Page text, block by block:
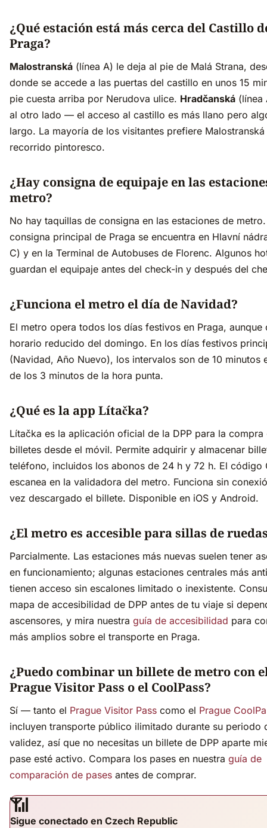
¿Qué estación está más cerca del Castillo
Praga?
Malostranská (línea A) le deja al pie de Malá Strana,
donde se accede a las puertas del castillo en unos 15
pie cuesta arriba por Nerudova ulice. Hradčanská (línea
al otro lado — el acceso al castillo es más llano pero
largo. La mayoría de los visitantes prefiere
recorrido pintoresco.
¿Hay consigna de equipaje en las
metro?
No hay taquillas de consigna en las estaciones de
consigna principal de Praga se encuentra en Hlavní
C) y en la Terminal de Autobuses de Florenc. Algunos
guardan el equipaje antes del check-in y después del
¿Funciona el metro el día de Navidad?
El metro opera todos los días festivos en Praga, aunque
horario reducido del domingo. En los días festivos
(Navidad, Año Nuevo), los intervalos son de 10 minutos
de los 3 minutos de la hora punta.
¿Qué es la app Lítačka?
Lítačka es la aplicación oficial de la DPP para la compra
billetes desde el móvil. Permite adquirir y almacenar
teléfono, incluidos los abonos de 24 h y 72 h. El código
escanea en la validadora del metro. Funciona sin
vez descargado el billete. Disponible en iOS y Android.
¿El metro es accesible para sillas de
Parcialmente. Las estaciones más nuevas suelen tener
en funcionamiento; algunas estaciones centrales más
tienen acceso sin escalones limitado o inexistente.
mapa de accesibilidad de DPP antes de tu viaje si
ascensores, y mira nuestra guía de accesibilidad para
más amplios sobre el transporte en Praga.
¿Puedo combinar un billete de metro con
Prague Visitor Pass o el CoolPass?
Sí — tanto el Prague Visitor Pass como el Prague
incluyen transporte público ilimitado durante su periodo
validez, así que no necesitas un billete de DPP aparte
pase esté activo. Compara los pases en nuestra guía de
comparación de pases antes de comprar.
📶
Sigue conectado en Czech Republic